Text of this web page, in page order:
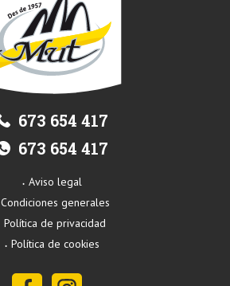
673 654 417
673 654 417
Aviso legal
Condiciones generales
Política de privacidad
Política de cookies